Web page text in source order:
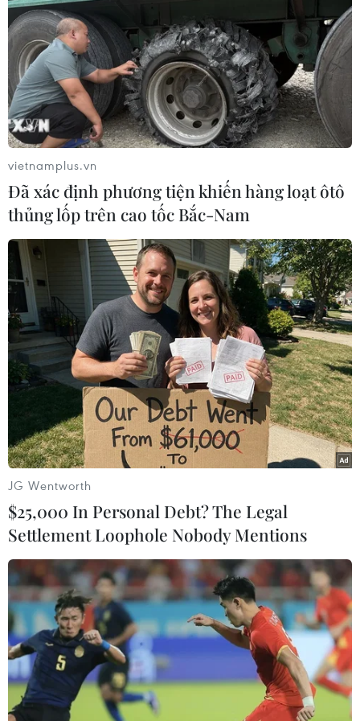
Báo Anh: Nhật Bản vẫn muốn thuyết phục
Mỹ thông qua TPP
10/11/2016 14:44
Dự kiến vào tuần tới, Thủ tướng Nhật Bản Shinzo Abe sẽ
gặp ông Trump tại New York, và chắc chắn TPP sẽ là
chủ đề chi phối cuộc thảo luận giữa hai nhà lãnh đạo.
Ông Trump: Mỹ sẽ duy trì sự hiện diện
mạnh mẽ tại châu Á-TBD
vietnamplus.vn
Đã xác định phương tiện khiến hàng loạt ôtô
thủng lốp trên cao tốc Bắc-Nam
JG Wentworth
$25,000 In Personal Debt? The Legal
Settlement Loophole Nobody Mentions